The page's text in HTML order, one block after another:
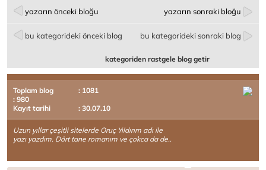
yazarın önceki bloğu yazarın sonraki bloğu
bu kategorideki önceki blog bu kategorideki sonraki blog
kategoriden rastgele blog getir
Toplam blog
: 1081
: 980
Kayıt tarihi
: 30.07.10
Uzun yıllar çeşitli sitelerde Oruç Yıldırım adı ile
yazı yazdım. Dört tane romanım ve çokca da de..